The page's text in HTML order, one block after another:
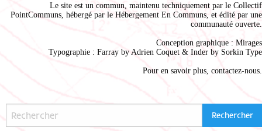
Le site est un commun, maintenu techniquement par le Collectif
PointCommuns , hébergé par le Hébergement En Communs , et édité par une
communauté ouverte.
Conception graphique : Mirages
Typographie : Farray by Adrien Coquet & Inder by Sorkin Type
Pour en savoir plus, contactez-nous